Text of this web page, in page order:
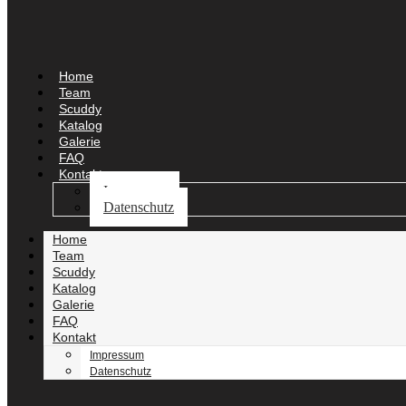
Home
Team
Scuddy
Katalog
Galerie
FAQ
Kontakt
Impressum
Datenschutz
Home
Team
Scuddy
Katalog
Galerie
FAQ
Kontakt
Impressum
Datenschutz